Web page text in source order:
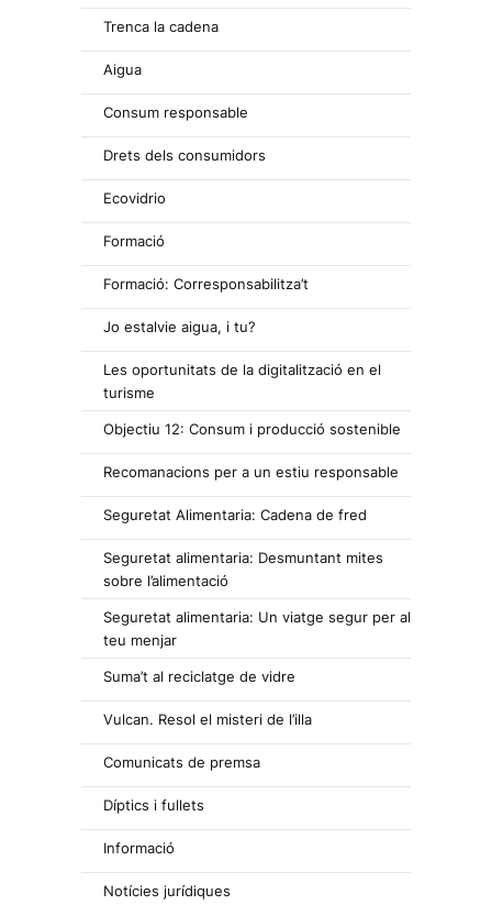
Trenca la cadena
Aigua
Consum responsable
Drets dels consumidors
Ecovidrio
Formació
Formació: Corresponsabilitza’t
Jo estalvie aigua, i tu?
Les oportunitats de la digitalització en el
turisme
Objectiu 12: Consum i producció sostenible
Recomanacions per a un estiu responsable
Seguretat Alimentaria: Cadena de fred
Seguretat alimentaria: Desmuntant mites
sobre l’alimentació
Seguretat alimentaria: Un viatge segur per al
teu menjar
Suma’t al reciclatge de vidre
Vulcan. Resol el misteri de l’illa
Comunicats de premsa
Díptics i fullets
Informació
Notícies jurídiques